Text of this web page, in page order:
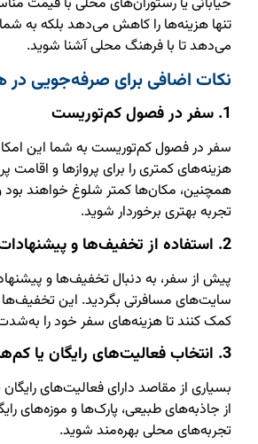
تنها هزینه‌ها را کاهش می‌دهد بلکه به شما
می‌دهد تا با فرهنگ محلی آشنا شوید.
نکات اضافی برای صرفه‌جویی در
1. سفر در فصول کم‌توریست
سفر در فصول کم‌توریست به شما این
هزینه‌های کمتری را برای پروازها و اقامت
همچنین، مکان‌ها کمتر شلوغ خواهند بود
تجربه بهتری برخوردار شوید.
2. استفاده از تخفیف‌ها و پیشنهادات ویژه
پیش از سفر، به دنبال تخفیف‌ها و
سایت‌های مسافرتی بگردید. این تخفیف‌ها
کمک کنند تا هزینه‌های سفر خود را
3. انتخاب فعالیت‌های رایگان یا کم‌هزینه
بسیاری از مقاصد دارای فعالیت‌های
از جاذبه‌های طبیعی، پارک‌ها و موزه‌های
تجربه‌های محلی بهره‌مند شوید.